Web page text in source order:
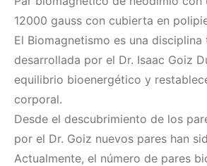
12000 gauss con cubierta en
El Biomagnetismo es una disciplina
desarrollada por el Dr. Isaac Goiz
equilibrio bioenergético y
corporal.
Desde el descubrimiento de los
por el Dr. Goiz nuevos pares han
Actualmente, el número de pares